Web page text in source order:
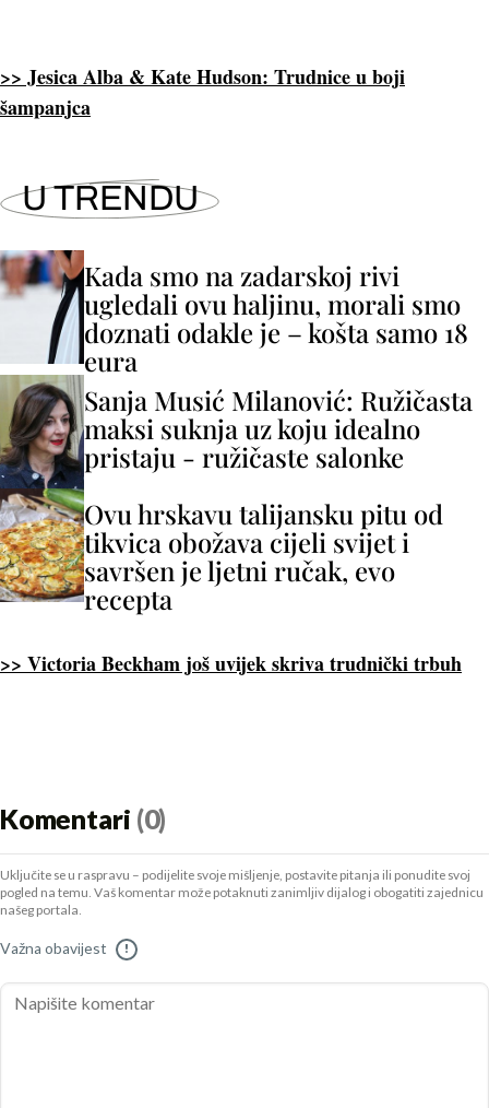
>> Jesica Alba & Kate Hudson: Trudnice u boji
šampanjca
U TRENDU
Kada smo na zadarskoj rivi
ugledali ovu haljinu, morali smo
doznati odakle je – košta samo 18
eura
Sanja Musić Milanović: Ružičasta
maksi suknja uz koju idealno
pristaju - ružičaste salonke
Ovu hrskavu talijansku pitu od
tikvica obožava cijeli svijet i
savršen je ljetni ručak, evo
recepta
>> Victoria Beckham još uvijek skriva trudnički trbuh
Komentari (0)
Uključite se u raspravu – podijelite svoje mišljenje, postavite pitanja ili ponudite svoj
pogled na temu. Vaš komentar može potaknuti zanimljiv dijalog i obogatiti zajednicu
našeg portala.
Važna obavijest !